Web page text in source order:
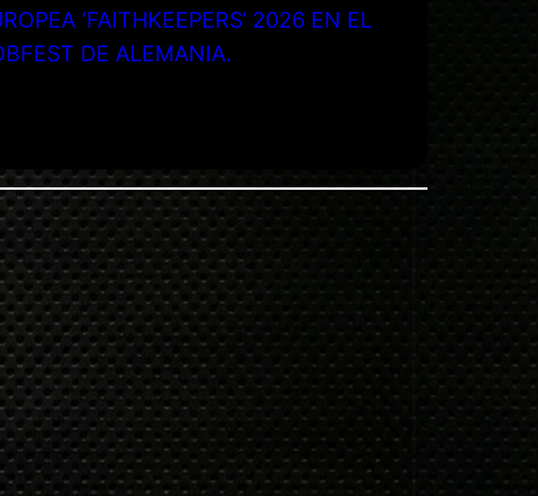
‘FAITHKEEPERS’ 2026 EN EL
DE ALEMANIA.